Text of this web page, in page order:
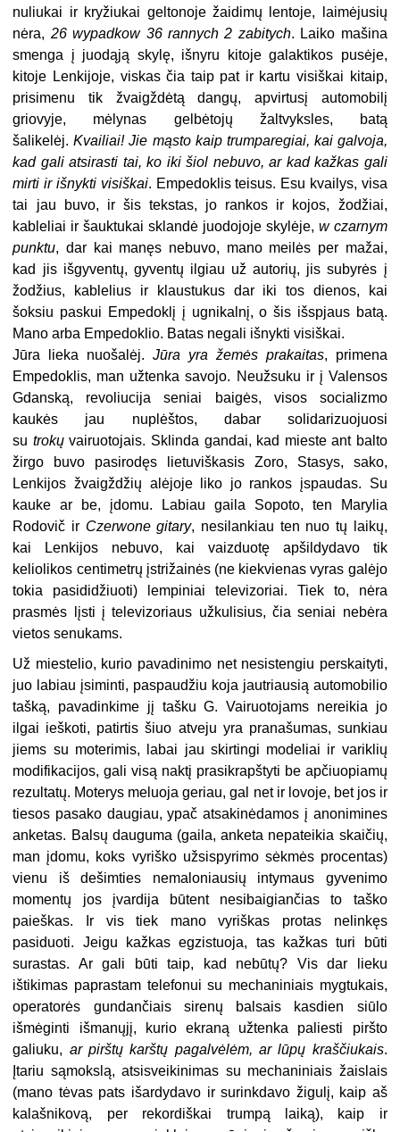
nuliukai ir kryžiukai geltonoje žaidimų lentoje, laimėjusių
nėra, 26 wypadkow 36 rannych 2 zabitych. Laiko mašina
smenga į juodąją skylę, išnyru kitoje galaktikos pusėje,
kitoje Lenkijoje, viskas čia taip pat ir kartu visiškai kitaip,
prisimenu tik žvaigždėtą dangų, apvirtusį automobilį
griovyje, mėlynas gelbėtojų žaltvyksles, batą
šalikelėj.Kvailiai! Jie mąsto kaip trumparegiai, kai galvoja,
kad gali atsirasti tai, ko iki šiol nebuvo, ar kad kažkas gali
mirti ir išnykti visiškai. Empedoklis teisus. Esu kvailys, visa
tai jau buvo, ir šis tekstas, jo rankos ir kojos, žodžiai,
kableliai ir šauktukai sklandė juodojoje skylėje, w czarnym
punktu, dar kai manęs nebuvo, mano meilės per mažai,
kad jis išgyventų, gyventų ilgiau už autorių, jis subyrės į
žodžius, kablelius ir klaustukus dar iki tos dienos, kai
šoksiu paskui Empedoklį į ugnikalnį, o šis išspjaus batą.
Mano arba Empedoklio. Batas negali išnykti visiškai.
Jūra lieka nuošalėj.Jūra yra žemės prakaitas, primena
Empedoklis, man užtenka savojo. Neužsuku ir į Valensos
Gdanską, revoliucija seniai baigės, visos socializmo
kaukės jau nuplėštos, dabar solidarizuojuosi
su trokųvairuotojais. Sklinda gandai, kad mieste ant balto
žirgo buvo pasirodęs lietuviškasis Zoro, Stasys, sako,
Lenkijos žvaigždžių alėjoje liko jo rankos įspaudas. Su
kauke ar be, įdomu. Labiau gaila Sopoto, ten Marylia
Rodovič ir Czerwone gitary, nesilankiau ten nuo tų laikų,
kai Lenkijos nebuvo, kai vaizduotę apšildydavo tik
keliolikos centimetrų įstrižainės (ne kiekvienas vyras galėjo
tokia pasididžiuoti) lempiniai televizoriai. Tiek to, nėra
prasmės lįsti į televizoriaus užkulisius, čia seniai nebėra
vietos senukams.
Už miestelio, kurio pavadinimo net nesistengiu perskaityti,
juo labiau įsiminti, paspaudžiu koja jautriausią automobilio
tašką, pavadinkime jį tašku G. Vairuotojams nereikia jo
ilgai ieškoti, patirtis šiuo atveju yra pranašumas, sunkiau
jiems su moterimis, labai jau skirtingi modeliai ir variklių
modifikacijos, gali visą naktį prasikrapštyti be apčiuopiamų
rezultatų. Moterys meluoja geriau, gal net ir lovoje, bet jos ir
tiesos pasako daugiau, ypač atsakinėdamos į anonimines
anketas. Balsų dauguma (gaila, anketa nepateikia skaičių,
man įdomu, koks vyriško užsispyrimo sėkmės procentas)
vienu iš dešimties nemaloniausių intymaus gyvenimo
momentų jos įvardija būtent nesibaigiančias to taško
paieškas. Ir vis tiek mano vyriškas protas nelinkęs
pasiduoti. Jeigu kažkas egzistuoja, tas kažkas turi būti
surastas. Ar gali būti taip, kad nebūtų? Vis dar lieku
ištikimas paprastam telefonui su mechaniniais mygtukais,
operatorės gundančiais sirenų balsais kasdien siūlo
išmėginti išmanųjį, kurio ekraną užtenka paliesti piršto
galiuku, ar pirštų karštų pagalvėlėm, ar lūpų kraščiukais.
Įtariu sąmokslą, atsisveikinimas su mechaniniais žaislais
(mano tėvas pats išardydavo ir surinkdavo žigulį, kaip aš
kalašnikovą, per rekordiškai trumpą laiką), kaip ir